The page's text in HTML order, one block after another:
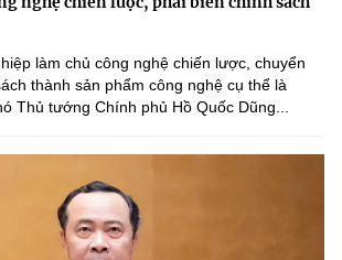
làm chủ công nghệ chiến lược, chuyển
thành sản phẩm công nghệ cụ thể là
Thủ tướng Chính phủ Hồ Quốc Dũng...